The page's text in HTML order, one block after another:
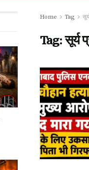
Home Tag
Tag:सूर्य